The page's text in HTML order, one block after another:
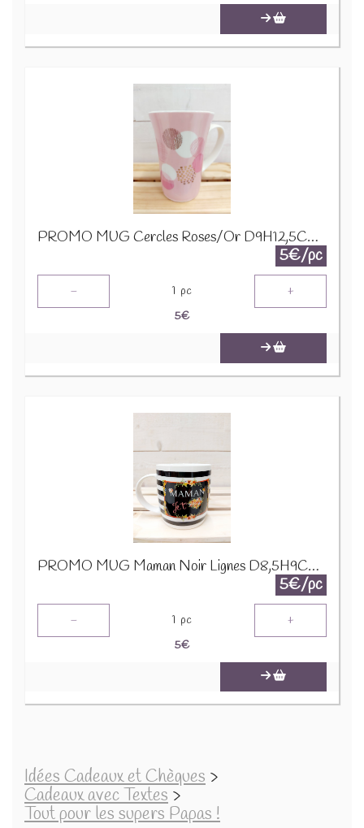
PROMO MUG Cercles Roses/Or D9H12,5CM 24322
5€/pc
- 1 pc +
5€
PROMO MUG Maman Noir Lignes D8,5H9CM 23975
5€/pc
- 1 pc +
5€
Idées Cadeaux et Chèques >
Cadeaux avec Textes >
Tout pour les supers Papas !